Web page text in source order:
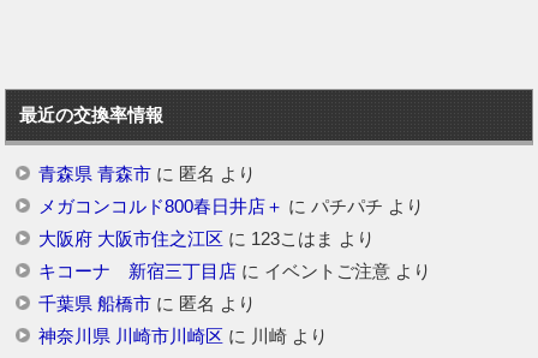
最近の交換率情報
青森県 青森市に 匿名 より
メガコンコルド800春日井店＋ に パチパチ より
大阪府 大阪市住之江区 に 123こはま より
キコーナ 新宿三丁目店に イベントご注意より
千葉県 船橋市に 匿名 より
神奈川県 川崎市川崎区 に 川崎より